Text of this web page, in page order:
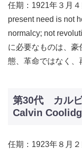
任期：1921年３月
present need is not
normalcy; not
に必要なものは、豪
態、革命ではなく、
第30代 カル
Calvin
任期：1923年８月